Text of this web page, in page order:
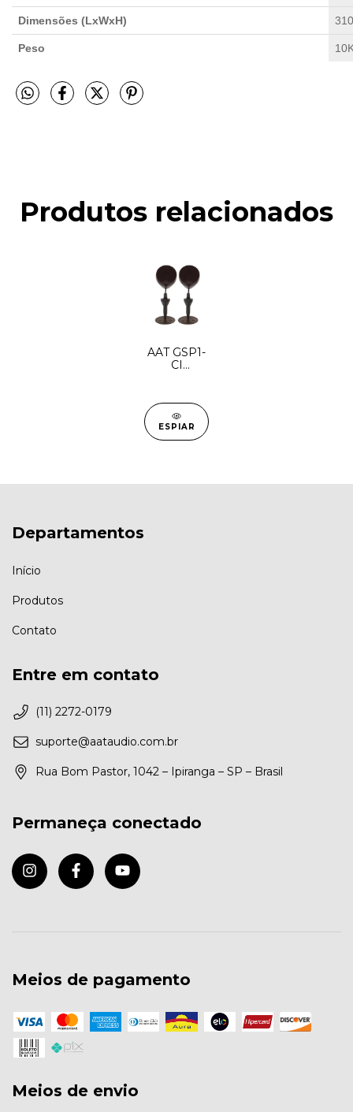
Dimensões (LxWxH)
Peso
Produtos relacionados
AAT GSP1-
CI
SATÉLITES
PARA
USO
EXTERNO
ESPIAR
Departamentos
Início
Produtos
Contato
Entre em contato
(11) 2272-0179
suporte@aataudio.com.br
Rua Bom Pastor, 1042 – Ipiranga – SP – Brasil
Permaneça conectado
Meios de pagamento
Meios de envio